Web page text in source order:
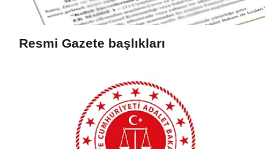
Resmi Gazete başlıkları